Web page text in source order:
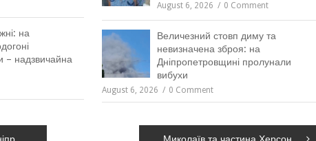
August 6, 2026 0 Comment
на
– надзвичайна
Величезний стовп диму та
невизначена зброя: на
Дніпропетровщині пролунали
вибухи
August 6, 2026 0 Comment